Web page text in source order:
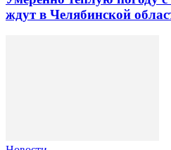
ждут в Челябинской